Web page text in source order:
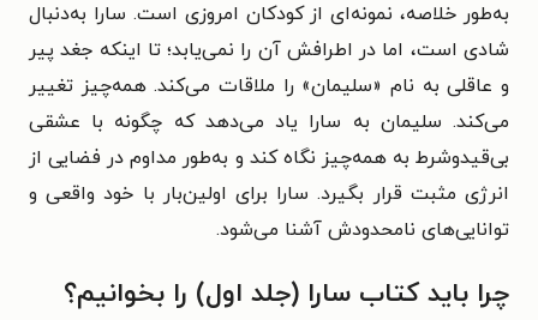
به‌طور خلاصه، نمونه‌ای از کودکان امروزی است. سارا به‌دنبال
شادی است، اما در اطرافش آن را نمی‌یابد؛ تا اینکه جغد پیر
و عاقلی به نام «سلیمان» را ملاقات می‌کند. همه‌چیز تغییر
می‌کند. سلیمان به سارا یاد می‌دهد که چگونه با عشقی
بی‌قیدوشرط به همه‌چیز نگاه کند و به‌طور مداوم در فضایی از
انرژی مثبت قرار بگیرد. سارا برای اولین‌بار با خود واقعی و
توانایی‌های نامحدودش آشنا می‌شود.
چرا باید کتاب سارا (جلد اول) را بخوانیم؟